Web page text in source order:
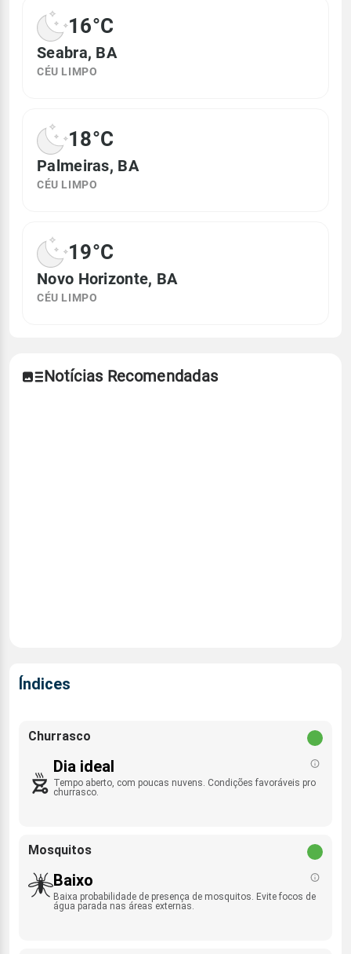
16°C
Seabra, BA
CÉU LIMPO
18°C
Palmeiras, BA
CÉU LIMPO
19°C
Novo Horizonte, BA
CÉU LIMPO
Notícias Recomendadas
Índices
Churrasco
Dia ideal
Tempo aberto, com poucas nuvens. Condições favoráveis pro
churrasco.
Mosquitos
Baixo
Baixa probabilidade de presença de mosquitos. Evite focos de
água parada nas áreas externas.